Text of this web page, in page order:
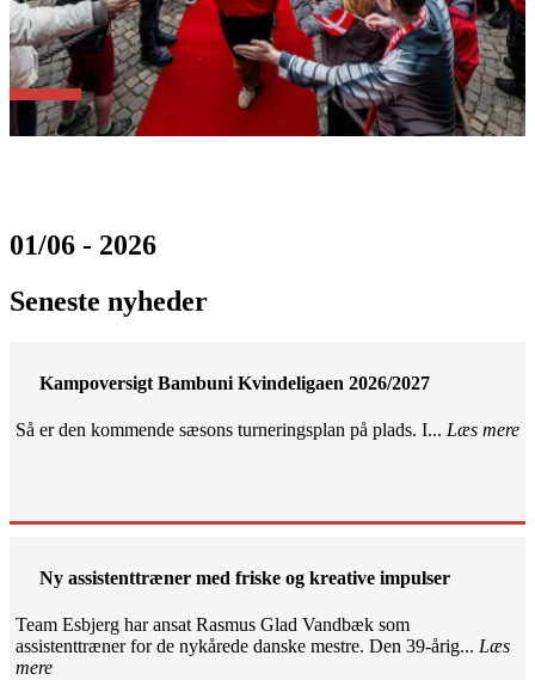
01/06 - 2026
Seneste nyheder
Kampoversigt Bambuni Kvindeligaen 2026/2027
Så er den kommende sæsons turneringsplan på plads. I... Læs mere
Ny assistenttræner med friske og kreative impulser
Team Esbjerg har ansat Rasmus Glad Vandbæk som
assistenttræner for de nykårede danske mestre. Den 39-årig... Læs
mere